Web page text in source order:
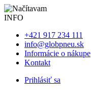
INFO
+421 917 234 111
info@globpneu.sk
Informácie o nákupe
Kontakt
Prihlásiť sa